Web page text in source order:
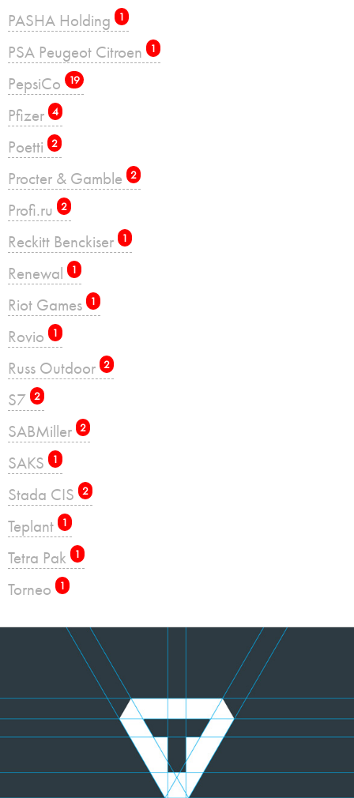
PASHA Holding 1
PSA Peugeot Citroen 1
PepsiCo 19
Pfizer 4
Poetti 2
Procter & Gamble 2
Profi.ru 2
Reckitt Benckiser 1
Renewal 1
Riot Games 1
Rovio 1
Russ Outdoor 2
S7 2
SABMiller 2
SAKS 1
Stada CIS 2
Teplant 1
Tetra Pak 1
Torneo 1